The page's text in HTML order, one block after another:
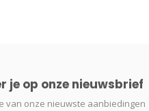
je op onze nieuwsbrief
van onze nieuwste aanbiedingen